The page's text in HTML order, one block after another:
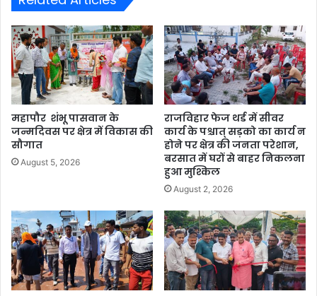
महापौर शंभू पासवान के
जन्मदिवस पर क्षेत्र में विकास की
सौगात
August 5, 2026
राजविहार फेज थर्ड में सीवर
कार्य के पश्चात् सड़को का कार्य न
होने पर क्षेत्र की जनता परेशान,
बरसात में घरों से बाहर निकलना
हुआ मुश्किल
August 2, 2026